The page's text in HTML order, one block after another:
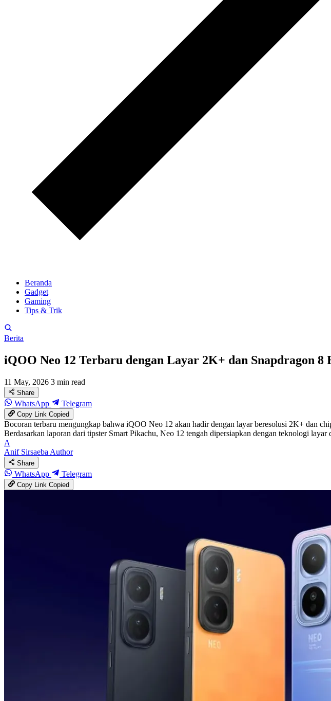
Beranda
Gadget
Gaming
Tips & Trik
Berita
iQOO Neo 12 Terbaru dengan Layar 2K+ dan Snapdragon 8
11 May, 2026 3 min read
Share
WhatsApp Telegram
Copy LinkCopied
Bocoran terbaru mengungkap bahwa iQOO Neo 12 akan hadir dengan layar beresolusi 2K+ dan
Berdasarkan laporan dari tipster Smart Pikachu, Neo 12 tengah dipersiapkan dengan teknologi
A
Anif SirsaebaAuthor
Share
WhatsApp Telegram
Copy LinkCopied